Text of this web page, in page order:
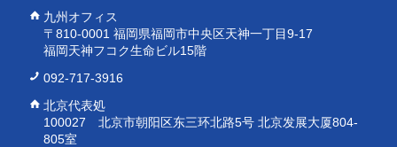
九州オフィス
〒810-0001 福岡県福岡市中央区天神一丁目9-17
福岡天神フコク生命ビル15階
092-717-3916
北京代表処
100027 北京市朝阳区东三环北路5号 北京发展大厦804-
805室